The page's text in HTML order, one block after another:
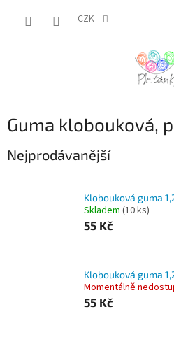
CZK
Guma klobouková,
Nejprodávanější
Klobouková guma
Skladem (10 ks)
55 Kč
Klobouková guma
Momentálně
55 Kč